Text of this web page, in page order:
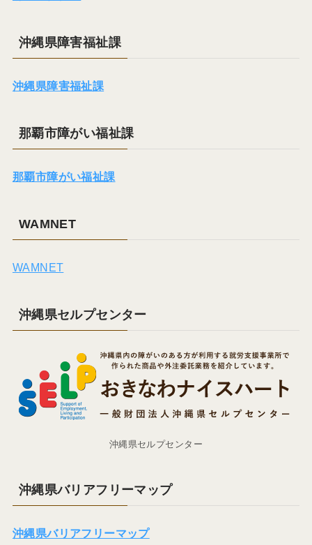
沖縄県障害福祉課
沖縄県障害福祉課
那覇市障がい福祉課
那覇市障がい福祉課
WAMNET
WAMNET
沖縄県セルプセンター
沖縄県セルプセンター
沖縄県バリアフリーマップ
沖縄県バリアフリーマップ